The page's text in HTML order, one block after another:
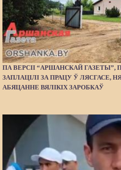
ПА ВЕРСІІ “АРШАНСКАЙ ГАЗЕТЫ”,
ЗАПЛАЦІЛІ ЗА ПРАЦУ Ў ЛЯСГАСЕ,
АБЯЦАННЕ ВЯЛІКІХ ЗАРОБКАЎ